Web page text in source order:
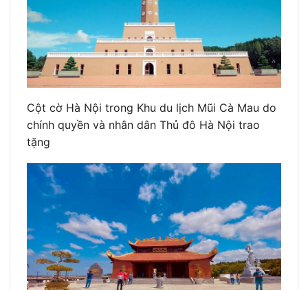
Cột cờ Hà Nội trong Khu du lịch Mũi Cà Mau do
chính quyền và nhân dân Thủ đô Hà Nội trao
tặng